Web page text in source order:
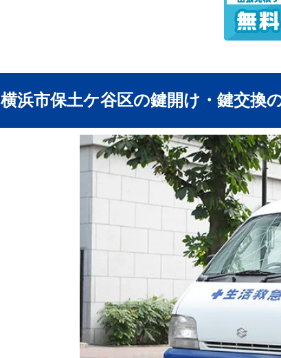
横浜市保土ケ谷区の鍵開け・鍵交換